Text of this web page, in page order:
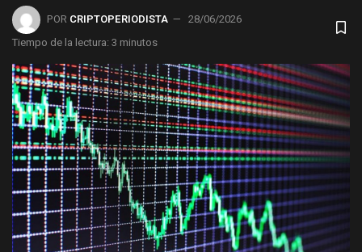
POR CRIPTOPERIODISTA
28/06/2026
Tiempo de la lectura: 3 minutos